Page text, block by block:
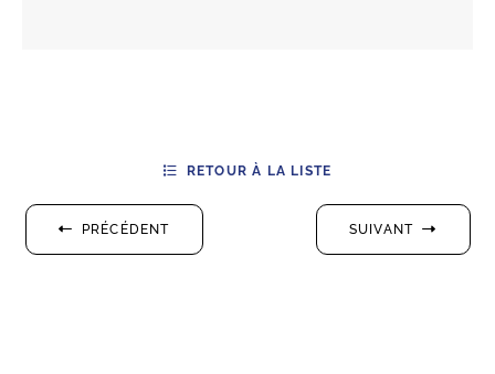
PRÉCÉDENT
RETOUR À LA LISTE
SUIVANT